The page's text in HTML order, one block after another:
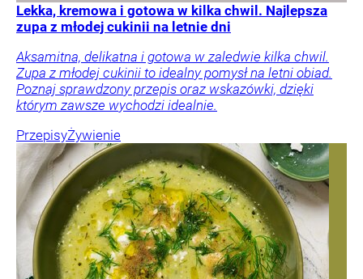
Lekka, kremowa i gotowa w kilka chwil. Najlepsza
zupa z młodej cukinii na letnie dni
Aksamitna, delikatna i gotowa w zaledwie kilka chwil.
Zupa z młodej cukinii to idealny pomysł na letni obiad.
Poznaj sprawdzony przepis oraz wskazówki, dzięki
którym zawsze wychodzi idealnie.
PrzepisyŻywienie